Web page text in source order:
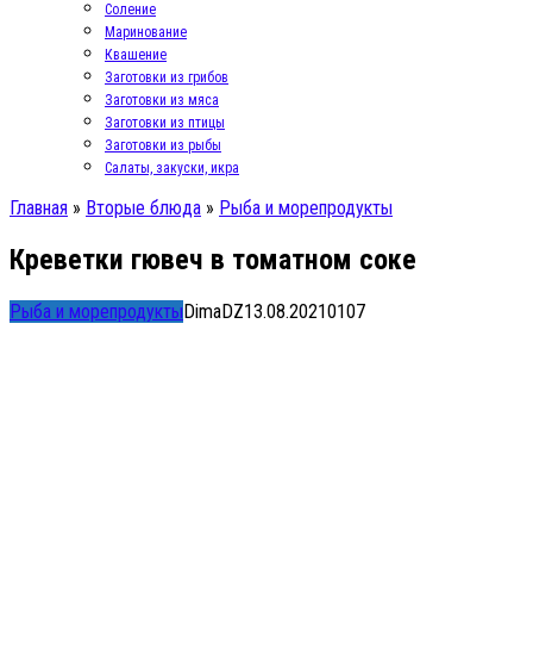
Соление
Маринование
Квашение
Заготовки из грибов
Заготовки из мяса
Заготовки из птицы
Заготовки из рыбы
Салаты, закуски, икра
Главная » Вторые блюда » Рыба и морепродукты
Креветки гювеч в томатном соке
Рыба и морепродуктыDimaDZ13.08.20210107